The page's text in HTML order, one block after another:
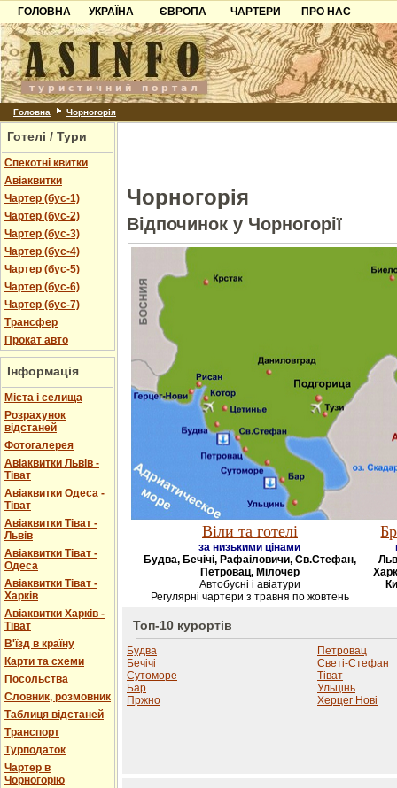
ГОЛОВНА
УКРАЇНА
Карпати
Азов
Причорноморря
Шацьк
ЄВРОПА
Чорногорія
Хорватія
Болгарія
ЧАРТЕРИ
ПРО НАС
Контакти
Партнерам
Додати готель
Головна Чорногорія
Готелі / Тури
Спекотні квитки
Авіаквитки
Чартер (бус-1)
Чартер (бус-2)
Чартер (бус-3)
Чартер (бус-4)
Чартер (бус-5)
Чартер (бус-6)
Чартер (бус-7)
Трансфер
Прокат авто
Інформація
Міста і селища
Розрахунок
відстаней
Фотогалерея
Авіаквитки Львів -
Тіват
Авіаквитки Одеса -
Тіват
Авіаквитки Тіват -
Львів
Авіаквитки Тіват -
Одеса
Авіаквитки Тіват -
Харків
Авіаквитки Харків -
Тіват
В'їзд в країну
Карти та схеми
Посольства
Словник, розмовник
Таблиця відстаней
Транспорт
Турподаток
Чартер в
Чорногорію
Чорногорія
Відпочинок у Чорногорії
Віли та готелі
за низькими цінами
Будва, Бечічі, Рафаіловичи, Св.Стефан,
Петровац, Мілочер
Автобусні і авіатури
Регулярні чартери з травня по жовтень
Топ-10 курортів
Будва
Бечічі
Сутоморе
Бар
Пржно
Петровац
Светі-Стефан
Тіват
Ульцінь
Херцег Нові